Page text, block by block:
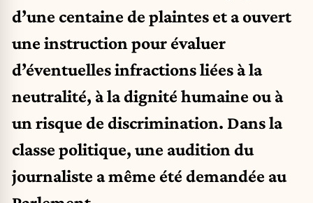
d’une centaine de plaintes et a ouvert
une instruction pour évaluer
d’éventuelles infractions liées à la
neutralité, à la dignité humaine ou à
un risque de discrimination. Dans la
classe politique, une audition du
journaliste a même été demandée au